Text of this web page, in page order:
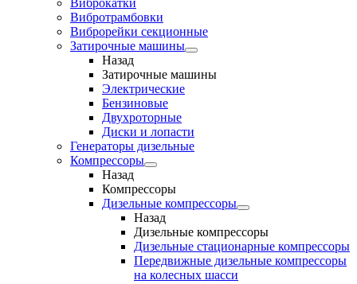
Виброкатки
Вибротрамбовки
Виброрейки секционные
Затирочные машины
Назад
Затирочные машины
Электрические
Бензиновые
Двухроторные
Диски и лопасти
Генераторы дизельные
Компрессоры
Назад
Компрессоры
Дизельные компрессоры
Назад
Дизельные компрессоры
Дизельные стационарные компрессоры
Передвижные дизельные компрессоры
на колесных шасси